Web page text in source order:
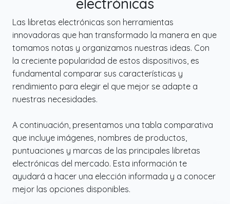
✔️ Regalo sorprendente: mantenga sus
contraseñas organizadas y seguras con las
pestañas alfabéticas fáciles de usar de este
libro de contraseñas. Es un maravilloso
regalo para ocasiones especiales como
cumpleaños, Navidad y aniversarios, y
perfecto para salvaguardar momentos
preciados con familiares, amigos y niños.
cuentas en línea seguras y accesibles con
nuestro Libro de contraseñas, completo con
pestañas alfabéticas fáciles de usar para
consultar rápidamente direcciones de sitios
web, correos electrónicos, nombres de
usuario y contraseñas importantes.
Las libretas electrónicas son herramientas
innovadoras que han transformado la manera en que
tomamos notas y organizamos nuestras ideas. Con
la creciente popularidad de estos dispositivos, es
fundamental comparar sus características y
rendimiento para elegir el que mejor se adapte a
nuestras necesidades.
A continuación, presentamos una tabla comparativa
que incluye imágenes, nombres de productos,
puntuaciones y marcas de las principales libretas
electrónicas del mercado. Esta información te
ayudará a hacer una elección informada y a conocer
mejor las opciones disponibles.